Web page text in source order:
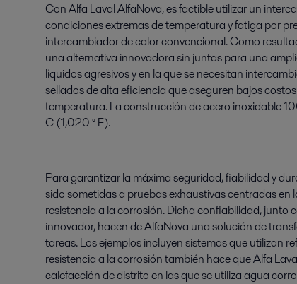
Con Alfa Laval AlfaNova, es factible utilizar un
condiciones extremas de temperatura y fatiga por
intercambiador de calor convencional. Como
una alternativa innovadora sin juntas para una
líquidos agresivos y en la que se necesitan
sellados de alta eficiencia que aseguren bajos
temperatura. La construcción de acero inoxidable
C (1,020 ° F).
Para garantizar la máxima seguridad, fiabilidad y
sido sometidas a pruebas exhaustivas centradas en
resistencia a la corrosión. Dicha confiabilidad, junto
innovador, hacen de AlfaNova una solución de
tareas. Los ejemplos incluyen sistemas que utilizan
resistencia a la corrosión también hace que Alfa
calefacción de distrito en las que se utiliza agua